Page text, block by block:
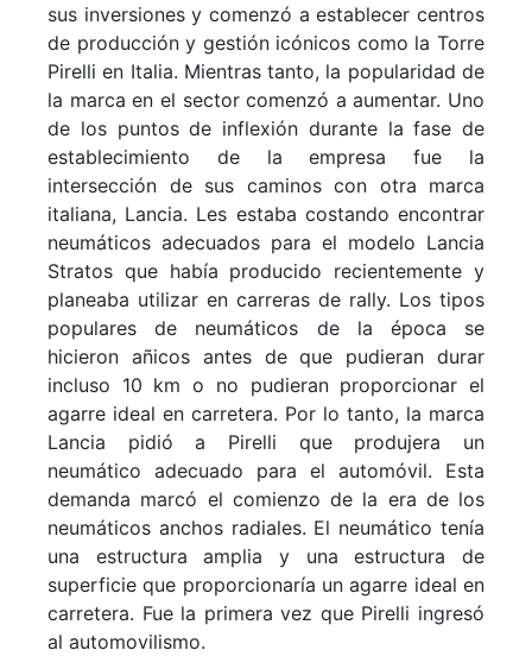
sus inversiones y comenzó a establecer centros
de producción y gestión icónicos como la Torre
Pirelli en Italia. Mientras tanto, la popularidad de
la marca en el sector comenzó a aumentar. Uno
de los puntos de inflexión durante la fase de
establecimiento de la empresa fue la
intersección de sus caminos con otra marca
italiana, Lancia. Les estaba costando encontrar
neumáticos adecuados para el modelo Lancia
Stratos que había producido recientemente y
planeaba utilizar en carreras de rally. Los tipos
populares de neumáticos de la época se
hicieron añicos antes de que pudieran durar
incluso 10 km o no pudieran proporcionar el
agarre ideal en carretera. Por lo tanto, la marca
Lancia pidió a Pirelli que produjera un
neumático adecuado para el automóvil. Esta
demanda marcó el comienzo de la era de los
neumáticos anchos radiales. El neumático tenía
una estructura amplia y una estructura de
superficie que proporcionaría un agarre ideal en
carretera. Fue la primera vez que Pirelli ingresó
al automovilismo.